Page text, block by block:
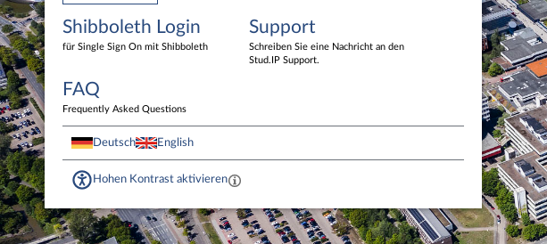
Shibboleth Login
für Single Sign On mit Shibboleth
Support
Schreiben Sie eine Nachricht an den
Stud.IP Support.
FAQ
Frequently Asked Questions
Deutsch English
Hohen Kontrast aktivieren